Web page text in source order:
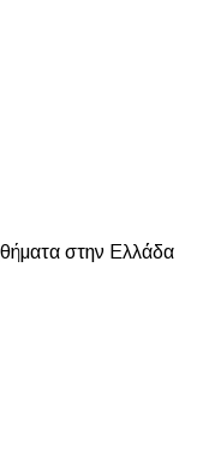
στην Ελλάδα